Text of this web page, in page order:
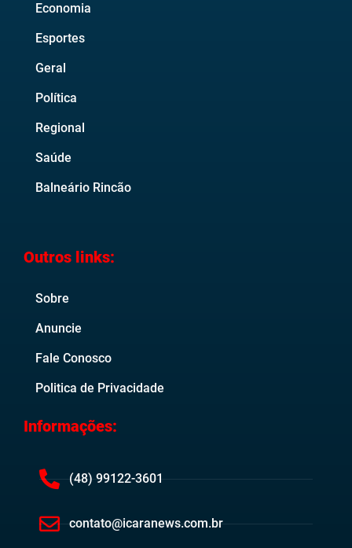
Economia
Esportes
Geral
Política
Regional
Saúde
Balneário Rincão
Outros links:
Sobre
Anuncie
Fale Conosco
Politica de Privacidade
Informações:
(48) 99122-3601
contato@icaranews.com.br